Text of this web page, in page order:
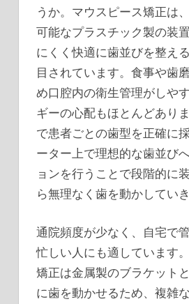
うか。マウスピース矯正は
可能なプラスチック製の装
にくく快適に歯並びを整え
目されています。食事や歯
め口腔内の衛生管理がしや
ギーの心配もほとんどあり
で患者ごとの歯型を正確に
ーター上で理想的な歯並び
ョンを行うことで段階的に
ら無理なく歯を動かしていき
通院頻度が少なく、自宅で
忙しい人にも適しています
矯正は金属製のブラケット
に歯を動かせるため、複雑